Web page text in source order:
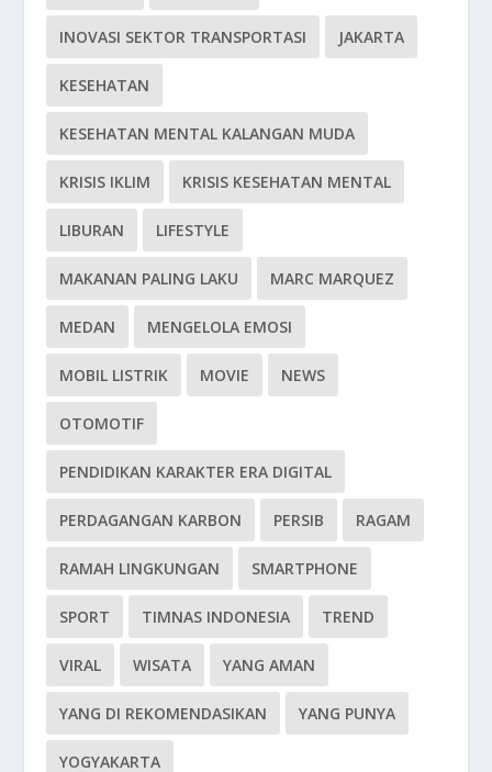
INOVASI SEKTOR TRANSPORTASI JAKARTA
KESEHATAN
KESEHATAN MENTAL KALANGAN MUDA
KRISIS IKLIM KRISIS KESEHATAN MENTAL
LIBURAN LIFESTYLE
MAKANAN PALING LAKU MARC MARQUEZ
MEDAN MENGELOLA EMOSI
MOBIL LISTRIK MOVIE NEWS
OTOMOTIF
PENDIDIKAN KARAKTER ERA DIGITAL
PERDAGANGAN KARBON PERSIB RAGAM
RAMAH LINGKUNGAN SMARTPHONE
SPORT TIMNAS INDONESIA TREND
VIRAL WISATA YANG AMAN
YANG DI REKOMENDASIKAN YANG PUNYA
YOGYAKARTA